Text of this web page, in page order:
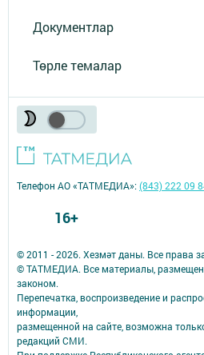
Документлар
Төрле темалар
© 2011 - 2026. Хезмәт даны. Все права
© ТАТМЕДИА. Все материалы,
законом.
Перепечатка, воспроизведение и
информации,
размещенной на сайте, возможна
редакций СМИ.
Телефон АО «ТАТМЕДИА»:(843) 222 09
16+